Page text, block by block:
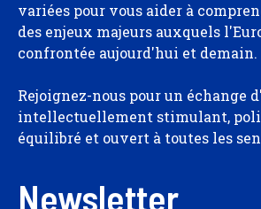
variées pour vous aider à
des enjeux majeurs auxquels
confrontée aujourd'hui et demain.
Rejoignez-nous pour un échange
intellectuellement stimulant,
équilibré et ouvert à toutes les
Newsletter